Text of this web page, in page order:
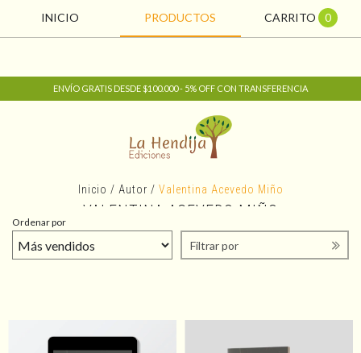
INICIO PRODUCTOS CARRITO 0
ENVÍO GRATIS DESDE $100.000 - 5% OFF CON TRANSFERENCIA
Inicio / Autor / Valentina Acevedo Miño
VALENTINA ACEVEDO MIÑO
Ordenar por
Filtrar por